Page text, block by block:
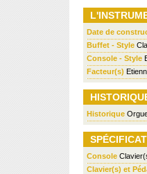
Date de
Buffet - Style
Console - Style
Facteur(s)
Historique
Console
Clavier(s) et